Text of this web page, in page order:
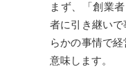
まず、「創業
者に引き継い
らかの事情で
意味します。